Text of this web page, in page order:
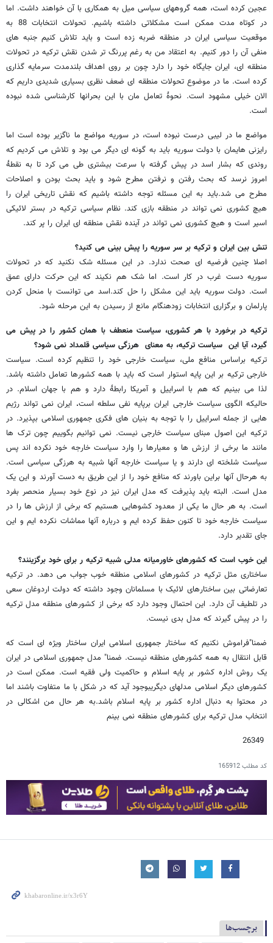
عجین کرده است، همه گروههای سیاسی میل به همکاری با آن خواهند داشت. اما
در کوتاه مدت ممکن است مشکلاتی داشته باشیم. تحولات انتخابات 88 به
موقعیت سیاسی ایران در منطقه ضربه زده است و باید تلاش کنیم جنبه های
منفی آن را دور کنیم. به اعتقاد من به رغم پررنگ تر شدن نقش ترکیه در تحولات
منطقه ای، ایران جایگاه خود را دارد چون بر روی اهداف بلندمدت سرمایه گذاری
کرده است. ما در موضوع تحولات منطقه ای ضعف نظری بسیاری شدیدی داریم که
الان خیلی مشهود است. نحوۀ تعامل مان با این بحرانها کارشناسی شده نبوده
است.
مواضع ما در لیبی درست نبوده است، در سوریه مواضع ما ناگزیر بوده است اما
رایزنی هایمان با دولت سوریه باید به گونه ای دیگر می بود و تلاش می کردیم که
روندی که بشار اسد در پیش گرفته با سرعت بیشتری طی می کرد تا به نقطۀ
امروز نرسد که بحث رفتن و نرفتن مطرح شود و باید بحث بودن و اصلاحات
مطرح می شد.باید به این مسئله توجه داشته باشیم که نقش تاریخی ایران را
هیچ کشوری نمی تواند در منطقه بازی کند. نظام سیاسی ترکیه در بستر لائیکی
اسیر است و هیچ کشوری نمی تواند در آینده نقش منطقه ای ایران را پر کند.
تنش بین ایران و ترکیه بر سر سوریه را پیش بینی می کنید؟
اصلا چنین فرضیه ای صحت ندارد. در این مسئله شک نکنید که در تحولات
سوریه دست غرب در کار است. اما شک هم نکیند که این حرکت دارای عمق
است. دولت سوریه باید این مشکل را حل کند.اسد می توانست با منحل کردن
پارلمان و برگزاری انتخابات زودهنگام مانع از رسیدن به این مرحله شود.
ترکیه در برخورد با هر کشوری، سیاست منعطف با همان کشور را در پیش می
گیرد، آیا این سیاست ترکیه، به معنای هرزگی سیاسی قلمداد نمی شود؟
ترکیه براساس منافع ملی، سیاست خارجی خود را تنظیم کرده است. سیاست
خارجی ترکیه بر این پایه استوار است که باید با همه کشورها تعامل داشته باشد.
لذا می بینیم که هم با اسراییل و آمریکا رابطۀ دارد و هم با جهان اسلام. در
حالیکه الگوی سیاست خارجی ایران برپایه نفی سلطه است. ایران نمی تواند رژیم
هایی از جمله اسراییل را با توجه به بنیان های فکری جمهوری اسلامی بپذیرد. در
ترکیه این اصول مبنای سیاست خارجی نیست. نمی توانیم بگوییم چون ترک ها
مانند ما برخی از ارزش ها و معیارها را وارد سیاست خارجه خود نکرده اند پس
سیاست شلخته ای دارند و یا سیاست خارجه آنها شبیه به هرزگی سیاسی است.
به هرحال آنها براین باورند که منافع خود را از این طریق به دست آورند و این یک
مدل است. البته باید پذیرفت که مدل ایران نیز در نوع خود بسیار منحصر بفرد
است. به هر حال ما یکی از معدود کشوهایی هستیم که برخی از ارزش ها را در
سیاست خارجه خود تا کنون حفظ کرده ایم و درباره آنها مماشات نکرده ایم و این
جای تقدیر دارد.
این خوب است که کشورهای خاورمیانه مدلی شبیه ترکیه ر برای خود برگزینند؟
ساختاری مثل ترکیه در کشورهای اسلامی منطقه خوب جواب می دهد. در ترکیه
تعارضاتی بین ساختارهای لائیک با مسلمانان وجود داشته که دولت اردوغان سعی
در تلطیف آن دارد. این احتمال وجود دارد که برخی از کشورهای منطقه مدل ترکیه
را در پیش گیرند که مدل بدی نیست.
ضمنا"فراموش نکنیم که ساختار جمهوری اسلامی ایران ساختار ویژه ای است که
قابل انتقال به همه کشورهای منطقه نیست. ضمنا" مدل جمهوری اسلامی در ایران
یک روش اداره کشور بر پایه اسلام و حاکمیت ولی فقیه است. ممکن است در
کشورهای دیگر اسلامی مدلهای دیگریبوجود آید که در شکل با ما متفاوت باشند اما
در محتوا به دنبال اداره کشور بر پایه اسلام باشد.به هر حال من اشکالی در
انتخاب مدل ترکیه برای کشورهای منطقه نمی بینم
کد مطلب165912
برچسب‌ها